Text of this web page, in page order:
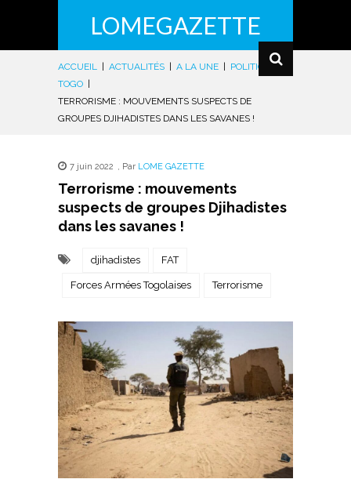
LOMEGAZETTE
ACCUEIL ACTUALITÉS A LA UNE POLITIQUE |
TOGO
TERRORISME : MOUVEMENTS SUSPECTS DE
GROUPES DJIHADISTES DANS LES SAVANES !
7 juin 2022 , Par LOME GAZETTE
Terrorisme : mouvements
suspects de groupes Djihadistes
dans les savanes !
djihadistes FAT
Forces Armées Togolaises Terrorisme